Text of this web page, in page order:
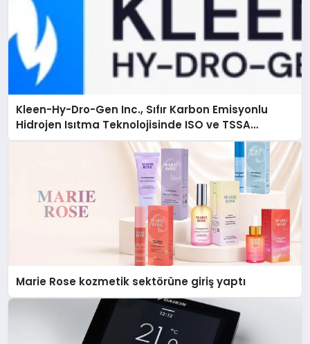
Kleen-Hy-Dro-Gen Inc., Sıfır Karbon Emisyonlu
Hidrojen Isıtma Teknolojisinde ISO ve TSSA
Düzenleyici Onaylarını Aldı
Marie Rose kozmetik sektörüne giriş yaptı